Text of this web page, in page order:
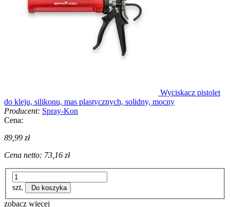
Wyciskacz pistolet
do kleju, silikonu, mas plastycznych, solidny, mocny
Producent: Spray-Kon
Cena:
89,99 zł
Cena netto: 73,16 zł
szt. Do koszyka
zobacz więcej